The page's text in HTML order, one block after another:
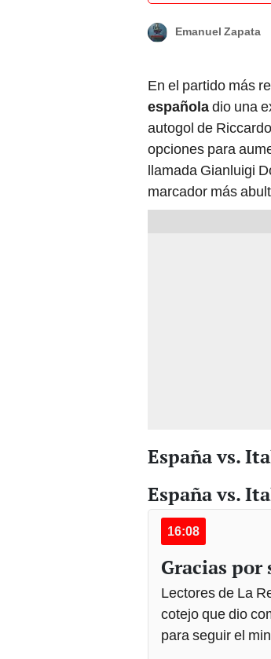
Emanuel Zapata
En el partido más
españoladio una
autogol de
opciones para
llamada Gianluigi
marcador más
España vs.
España vs.
16:08
Gracias por
Lectores de La
cotejo que dio
para seguir el